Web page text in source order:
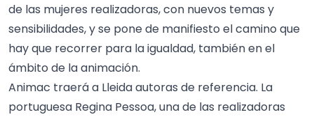
de las mujeres realizadoras, con nuevos temas y
sensibilidades, y se pone de manifiesto el camino que
hay que recorrer para la igualdad, también en el
ámbito de la animación.
Animac traerá a Lleida autoras de referencia. La
portuguesa Regina Pessoa, una de las realizadoras